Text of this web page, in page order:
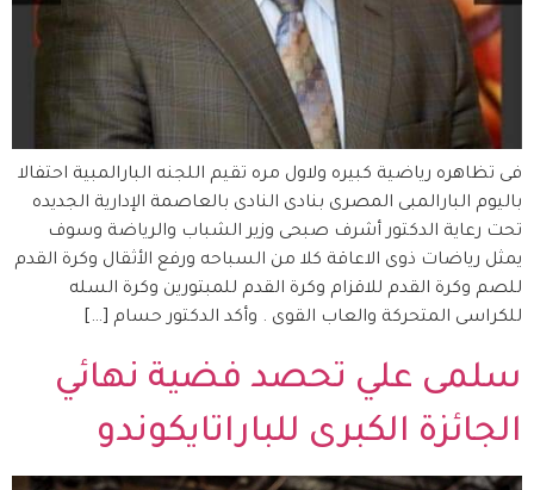
فى تظاهره رياضية كبيره ولاول مره تقيم اللجنه البارالمبية احتفالا
باليوم البارالمبى المصرى بنادى النادى بالعاصمة الإدارية الجديده
تحت رعاية الدكتور أشرف صبحى وزير الشباب والرياضة وسوف
يمثل رياضات ذوى الاعاقة كلا من السباحه ورفع الأثقال وكرة القدم
للصم وكرة القدم للاقزام وكرة القدم للمبتورين وكرة السله
للكراسى المتحركة والعاب القوى . وأكد الدكتور حسام […]
سلمى علي تحصد فضية نهائي
الجائزة الكبرى للباراتايكوندو